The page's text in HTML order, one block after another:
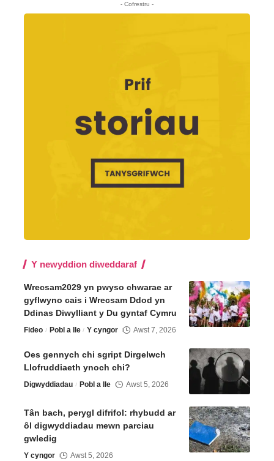
- Cofrestru -
Y newyddion diweddaraf
Wrecsam2029 yn pwyso chwarae ar
gyflwyno cais i Wrecsam Ddod yn
Ddinas Diwylliant y Du gyntaf Cymru
Fideo Pobl a lle Y cyngor Awst 7, 2026
Oes gennych chi sgript Dirgelwch
Llofruddiaeth ynoch chi?
Digwyddiadau Pobl a lle Awst 5, 2026
Tân bach, perygl difrifol: rhybudd ar
ôl digwyddiadau mewn parciau
gwledig
Y cyngor Awst 5, 2026